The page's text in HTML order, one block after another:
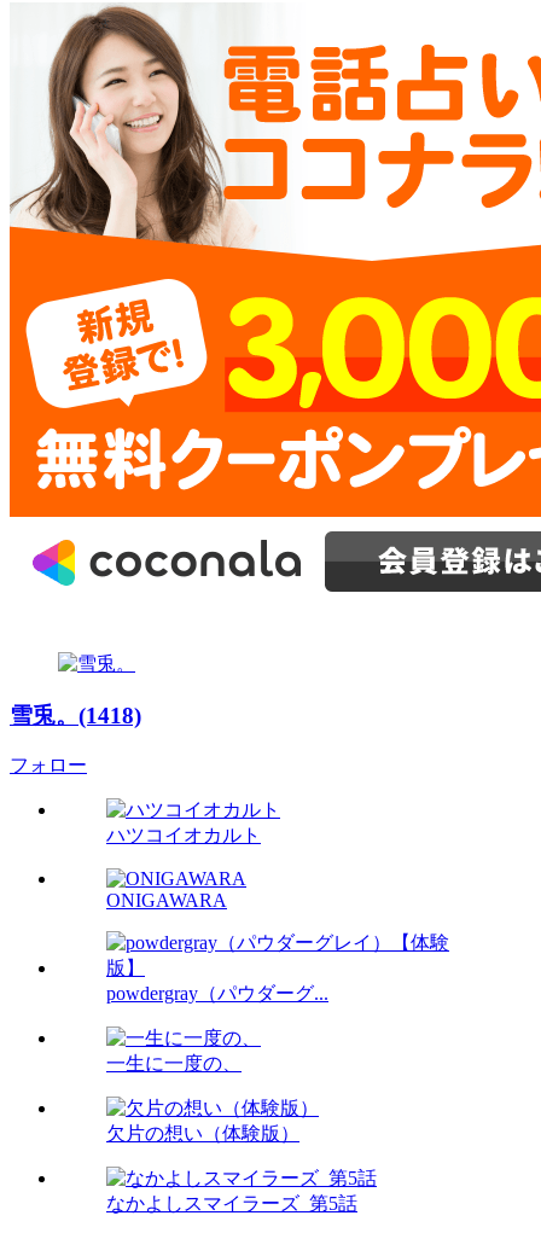
雪兎。(1418)
フォロー
ハツコイオカルト
ONIGAWARA
powdergray（パウダーグ...
一生に一度の、
欠片の想い（体験版）
なかよしスマイラーズ_第5話